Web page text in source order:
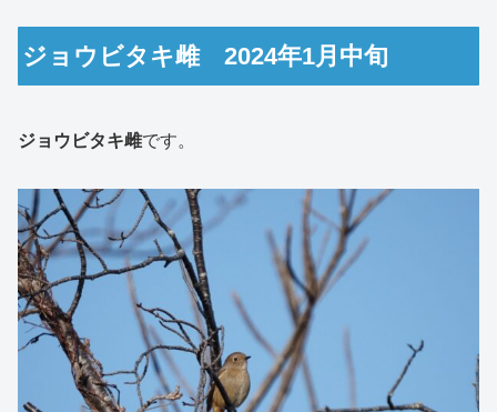
ジョウビタキ雌 2024年1月中旬
ジョウビタキ雌です。